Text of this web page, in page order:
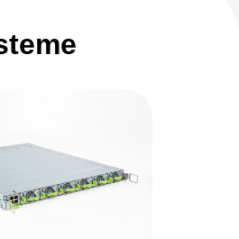
Management-Controller
Anwendungen passt.